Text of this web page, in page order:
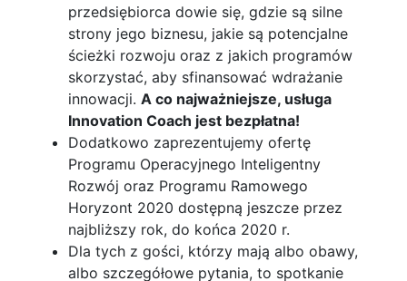
przedsiębiorca dowie się, gdzie są silne
strony jego biznesu, jakie są potencjalne
ścieżki rozwoju oraz z jakich programów
skorzystać, aby sfinansować wdrażanie
innowacji. A co najważniejsze, usługa
Innovation Coach jest bezpłatna!
Dodatkowo zaprezentujemy ofertę
Programu Operacyjnego Inteligentny
Rozwój oraz Programu Ramowego
Horyzont 2020 dostępną jeszcze przez
najbliższy rok, do końca 2020 r.
Dla tych z gości, którzy mają albo obawy,
albo szczegółowe pytania, to spotkanie